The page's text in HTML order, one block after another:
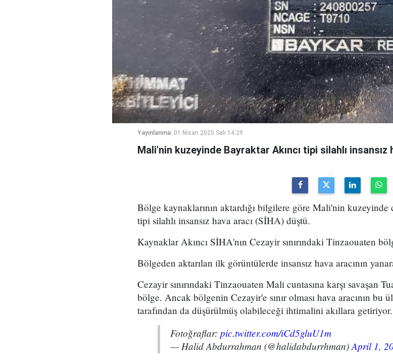
Yayınlanma: 01 Nisan 2025 Salı 14:29
Mali'nin kuzeyinde Bayraktar Akıncı tipi silahlı
Bölge kaynaklarının aktardığı bilgilere göre Mali'nin
tipi silahlı insansız hava aracı (SİHA) düştü.
Kaynaklar Akıncı SİHA'nın Cezayir sınırındaki Tinzaouaten
Bölgeden aktarılan ilk görüntülerde insansız hava aracının
Cezayir sınırındaki Tinzaouaten Mali cuntasına karşı savaşan
bölge. Ancak bölgenin Cezayir'e sınır olması hava aracının bu
tarafından da düşürülmüş olabileceği ihtimalini akıllara getiriyor.
Fotoğraflar: pic.twitter.com/iCd5gluU1m
— Halid Abdurrahman (@halidabdurrhman)April 1,